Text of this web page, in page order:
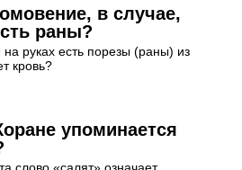
в случае,
раны?
на руках есть порезы (раны) из
кровь?
упоминается